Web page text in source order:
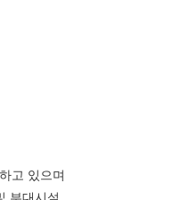
고 있으며